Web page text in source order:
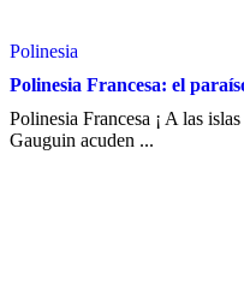
Polinesia
Polinesia Francesa: el
Polinesia Francesa ¡ A las
Gauguin acuden ...